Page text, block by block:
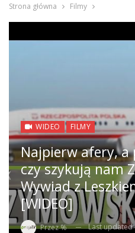
Strona główna Filmy
WIDEO FILMY
Najpierw afery, a
czy szykują nam
Wywiad z
[WIDEO]
Przez % Last updated